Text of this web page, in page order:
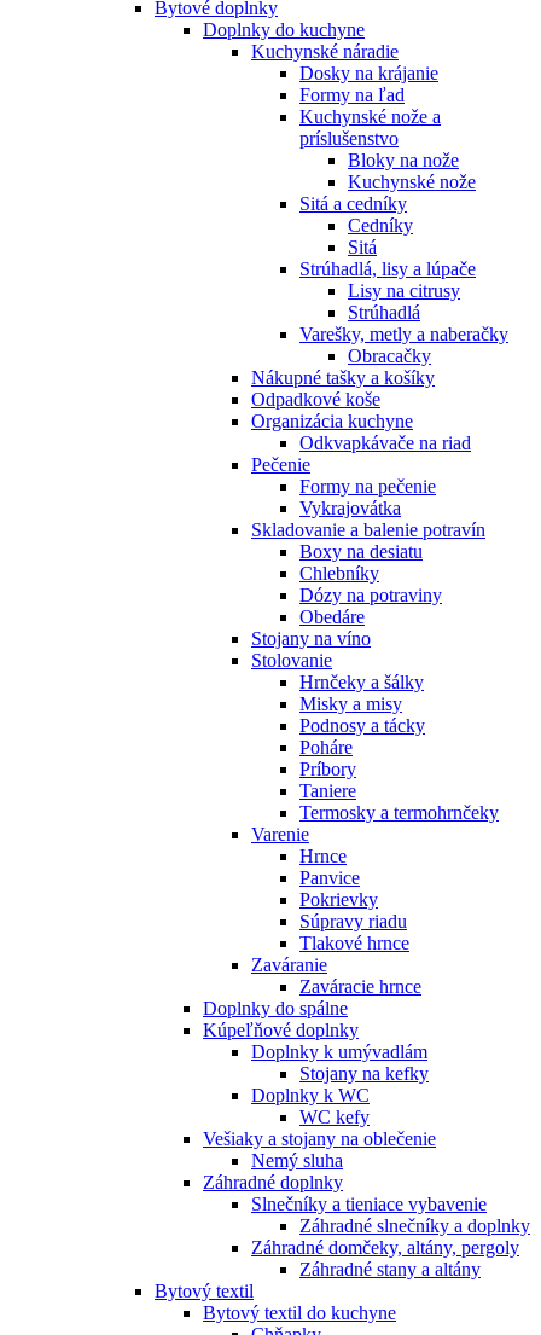
Bytové doplnky
Doplnky do kuchyne
Kuchynské náradie
Dosky na krájanie
Formy na ľad
Kuchynské nože a
príslušenstvo
Bloky na nože
Kuchynské nože
Sitá a cedníky
Cedníky
Sitá
Strúhadlá, lisy a lúpače
Lisy na citrusy
Strúhadlá
Varešky, metly a naberačky
Obracačky
Nákupné tašky a košíky
Odpadkové koše
Organizácia kuchyne
Odkvapkávače na riad
Pečenie
Formy na pečenie
Vykrajovátka
Skladovanie a balenie potravín
Boxy na desiatu
Chlebníky
Dózy na potraviny
Obedáre
Stojany na víno
Stolovanie
Hrnčeky a šálky
Misky a misy
Podnosy a tácky
Poháre
Príbory
Taniere
Termosky a termohrnčeky
Varenie
Hrnce
Panvice
Pokrievky
Súpravy riadu
Tlakové hrnce
Zaváranie
Zaváracie hrnce
Doplnky do spálne
Kúpeľňové doplnky
Doplnky k umývadlám
Stojany na kefky
Doplnky k WC
WC kefy
Vešiaky a stojany na oblečenie
Nemý sluha
Záhradné doplnky
Slnečníky a tieniace vybavenie
Záhradné slnečníky a doplnky
Záhradné domčeky, altány, pergoly
Záhradné stany a altány
Bytový textil
Bytový textil do kuchyne